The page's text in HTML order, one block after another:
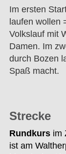
Im ersten
laufen wollen
Volkslauf mit
Damen. Im
durch Bozen
Spaß macht.
Strecke
Rundkurs im
ist am